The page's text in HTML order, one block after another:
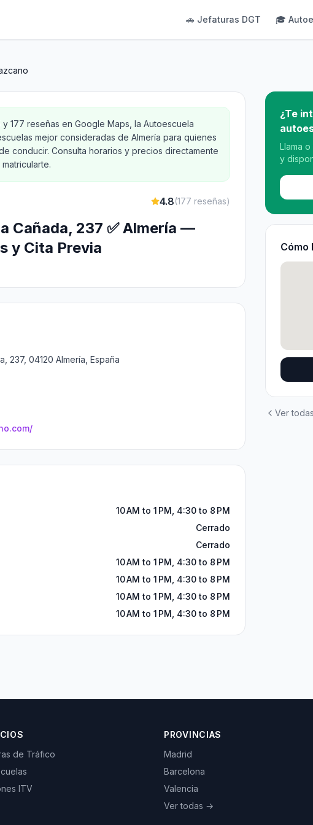
🚗 Jefaturas DGT 🎓
177 reseñas en Google Maps, la Autoescuela
mejor consideradas de Almería para quienes
conducir. Consulta horarios y precios directamente
4.8(177 reseñas)
Cañada, 237 ✅ Almería —
y Cita Previa
237, 04120 Almería, España
10 AM to 1 PM, 4:30 to 8 PM
Cerrado
Cerrado
10 AM to 1 PM, 4:30 to 8 PM
10 AM to 1 PM, 4:30 to 8 PM
10 AM to 1 PM, 4:30 to 8 PM
10 AM to 1 PM, 4:30 to 8 PM
¿Te
Llama
y
Cómo
Ver
de Tráfico
ITV
PROVINCIAS
Madrid
Barcelona
Valencia
Ver todas →